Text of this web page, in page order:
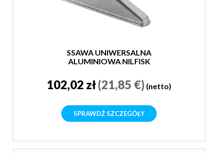
SSAWA UNIWERSALNA
ALUMINIOWA NILFISK
102,02 zł(21,85 €) (netto)
SPRAWDŹ SZCZEGÓŁY